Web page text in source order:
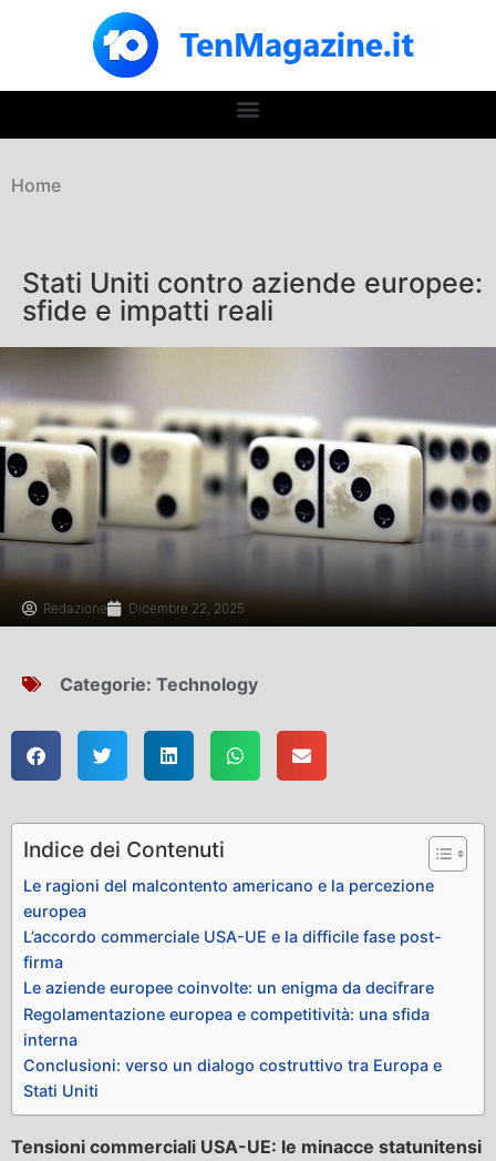
Home
Stati Uniti contro aziende europee:
sfide e impatti reali
Redazione Dicembre 22, 2025
Categorie: Technology
Indice dei Contenuti
Le ragioni del malcontento americano e la percezione
europea
L’accordo commerciale USA-UE e la difficile fase post-
firma
Le aziende europee coinvolte: un enigma da decifrare
Regolamentazione europea e competitività: una sfida
interna
Conclusioni: verso un dialogo costruttivo tra Europa e
Stati Uniti
Tensioni commerciali USA-UE: le minacce statunitensi